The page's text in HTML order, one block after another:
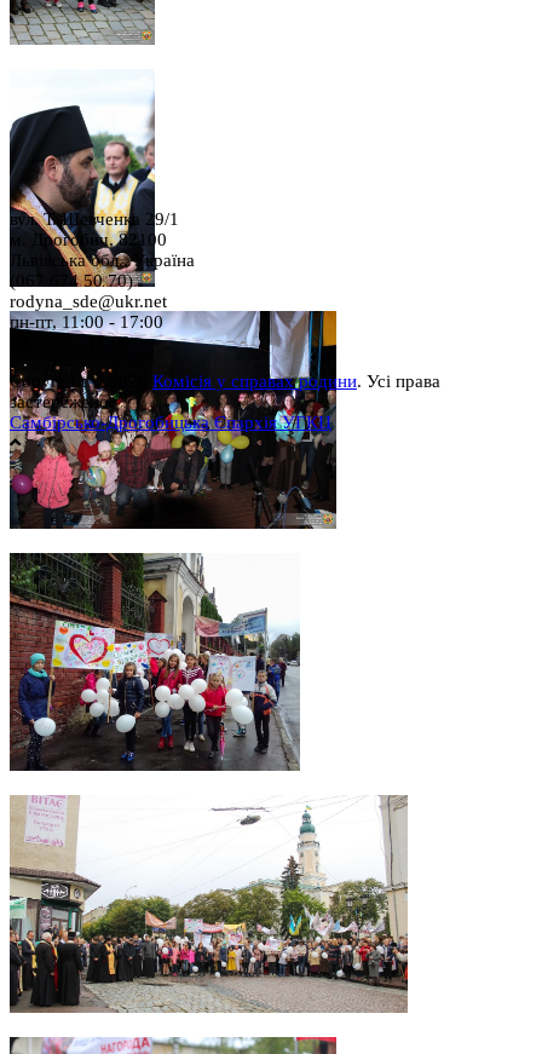
вул. Т. Шевченка 29/1
м. Дрогобич, 82100
Львівська обл., Україна
(067 674 50 70)
rodyna_sde@ukr.net
пн-пт, 11:00 - 17:00
сб, 9:00 - 15:00
Copyright © 2026 Комісія у справах родини. Усі права
застережено.
Самбірсько-Дрогобицька Єпархія УГКЦ